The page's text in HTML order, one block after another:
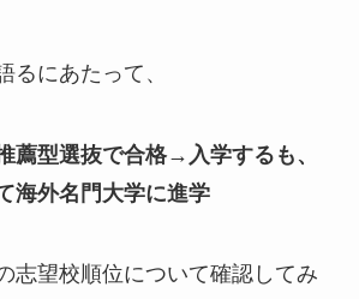
るにあたって、
薦型選抜で合格→入学するも、
海外名門大学に進学
志望校順位について確認してみ